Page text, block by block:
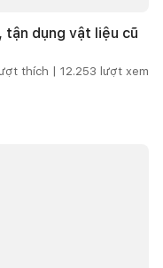
tận dụng vật liệu cũ
thích | 12.253 lượt xem